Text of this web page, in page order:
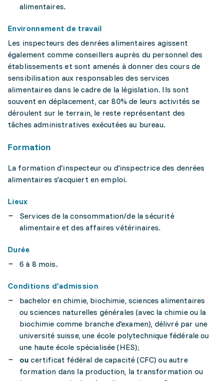
alimentaires.
Environnement de travail
Les inspecteurs des denrées alimentaires agissent
également comme conseillers auprès du personnel des
établissements et sont amenés à donner des cours de
sensibilisation aux responsables des services
alimentaires dans le cadre de la législation. Ils sont
souvent en déplacement, car 80% de leurs activités se
déroulent sur le terrain, le reste représentant des
tâches administratives exécutées au bureau.
Formation
La formation d'inspecteur ou d'inspectrice des denrées
alimentaires s'acquiert en emploi.
Lieux
Services de la consommation/de la sécurité
alimentaire et des affaires vétérinaires.
Durée
6 à 8 mois.
Conditions d'admission
bachelor en chimie, biochimie, sciences alimentaires
ou sciences naturelles générales (avec la chimie ou la
biochimie comme branche d'examen), délivré par une
université suisse, une école polytechnique fédérale ou
une haute école spécialisée (HES);
ou certificat fédéral de capacité (CFC) ou autre
formation dans la production, la transformation ou